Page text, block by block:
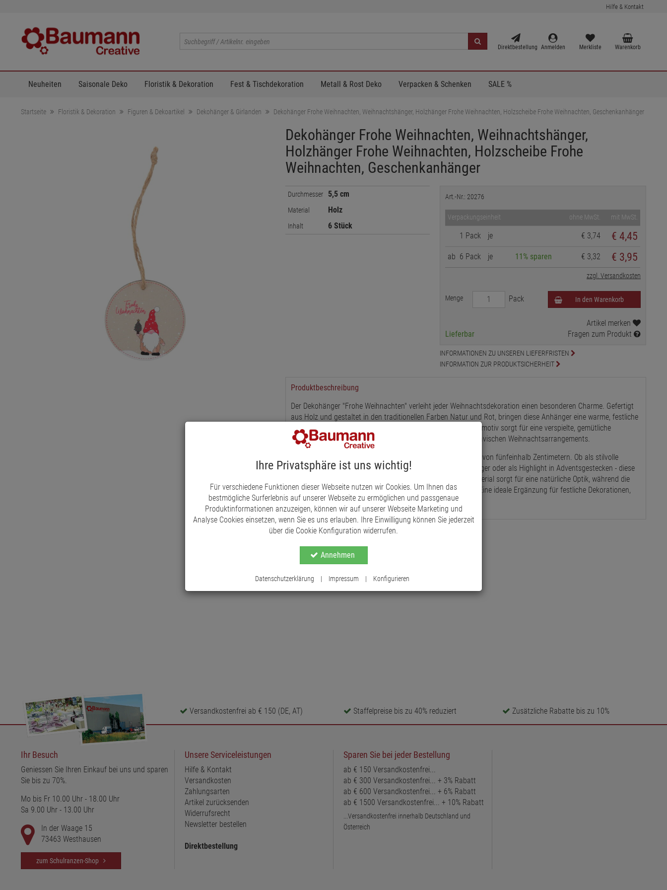
Hilfe & Kontakt
Direktbestellung Anmelden Merkliste Warenkorb
Neuheiten Saisonale Deko Floristik & Dekoration Fest & Tischdekoration Metall & Rost Deko Verpacken & Schenken SALE %
Startseite Floristik & Dekoration Figuren & Dekoartikel Dekohänger & Girlanden Dekohänger Frohe Weihnachten, Weihnachtshänger, Holzhänger Frohe Weihnachten, Holzscheibe Frohe Weihnachten, Geschenkanhänger
Dekohänger Frohe Weihnachten, Weihnachtshänger,
Holzhänger Frohe Weihnachten, Holzscheibe Frohe
Weihnachten, Geschenkanhänger
Durchmesser 5,5 cm
Material Holz
Inhalt 6 Stück
Art.-Nr.: 20276
Verpackungseinheit ohne MwSt. mit MwSt.
1 Pack je € 3,74 € 4,45
ab 6 Pack je 11% sparen € 3,32 € 3,95
zzgl. Versandkosten
Menge Pack In den Warenkorb
Lieferbar
Artikel merken
Fragen zum Produkt
INFORMATIONEN ZU UNSEREN LIEFERFRISTEN
INFORMATION ZUR PRODUKTSICHERHEIT
Produktbeschreibung
Der Dekohänger "Frohe Weihnachten" verleiht jeder Weihnachtsdekoration einen besonderen Charme. Gefertigt
aus Holz und gestaltet in den traditionellen Farben Natur und Rot, bringen diese Anhänger eine warme, festliche
Note in jede Winterdekoration. Das liebevoll illustrierte Wichtelmotiv sorgt für eine verspielte, gemütliche
Atmosphäre und passt perfekt zu klassischen sowie skandinavischen Weihnachtsarrangements.
Die Packung enthält sechs Anhänger mit einem Durchmesser von fünfeinhalb Zentimetern. Ob als stilvolle
Christbaumschmuck-Alternative, dekorativer Geschenkanhänger oder als Highlight in Adventsgestecken - diese
Holzanhänger sind vielseitig einsetzbar. Das hochwertige Material sorgt für eine natürliche Optik, während die
feinen Details eine weihnachtliche Stimmung unterstreichen. Eine ideale Ergänzung für festliche Dekorationen,
die Wärme und Tradition ausstrahlen.
Versandkostenfrei ab € 150 (DE, AT) Staffelpreise bis zu 40% reduziert Zusätzliche Rabatte bis zu 10%
Ihr Besuch
Geniessen Sie Ihren Einkauf bei uns und sparen
Sie bis zu 70%.
Mo bis Fr 10.00 Uhr - 18.00 Uhr
Sa 9.00 Uhr - 13.00 Uhr
In der Waage 15
73463 Westhausen
zum Schulranzen-Shop
Unsere Serviceleistungen
Hilfe & Kontakt
Versandkosten
Zahlungsarten
Artikel zurücksenden
Widerrufsrecht
Newsletter bestellen
Direktbestellung
Sparen Sie bei jeder Bestellung
ab € 150 Versandkostenfrei...
ab € 300 Versandkostenfrei... + 3% Rabatt
ab € 600 Versandkostenfrei... + 6% Rabatt
ab € 1500 Versandkostenfrei... + 10% Rabatt
...Versandkostenfrei innerhalb Deutschland und
Österreich
Ihre Privatsphäre ist uns wichtig!
Für verschiedene Funktionen dieser Webseite nutzen wir Cookies. Um Ihnen das
bestmögliche Surferlebnis auf unserer Webseite zu ermöglichen und passgenaue
Produktinformationen anzuzeigen, können wir auf unserer Webseite Marketing und
Analyse Cookies einsetzen, wenn Sie es uns erlauben. Ihre Einwilligung können Sie jederzeit
über die Cookie Konfiguration widerrufen.
Annehmen
Datenschutzerklärung | Impressum | Konfigurieren